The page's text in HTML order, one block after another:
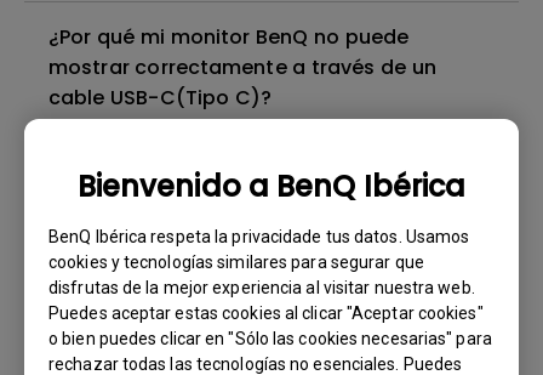
Bienvenido a BenQ Ibérica
BenQ Ibérica respeta la privacidade tus datos. Usamos
cookies y tecnologías similares para segurar que
disfrutas de la mejor experiencia al visitar nuestra web.
Puedes aceptar estas cookies al clicar "Aceptar cookies"
o bien puedes clicar en "Sólo las cookies necesarias" para
rechazar todas las tecnologías no esenciales. Puedes
¿Por qué mi monitor BenQ no puede
mostrar correctamente a través de un
cable USB-C(Tipo C)?
¿Necesito instalar el driver WHQL (Windows
Hardware Quality Labs) en Windows para mi
monitor de BenQ? ¿Hay una versión
actualizada del driver WHQL?
¿Hay alguna película protectora o película
de plástico sobre la pantalla de mi monitor